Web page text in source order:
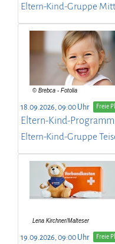
Eltern-Kind-Gruppe
18.09.2026, 09:00 Uhr Freie
Eltern-Kind-Programm
Eltern-Kind-Gruppe
19.09.2026, 09:00 Uhr Freie